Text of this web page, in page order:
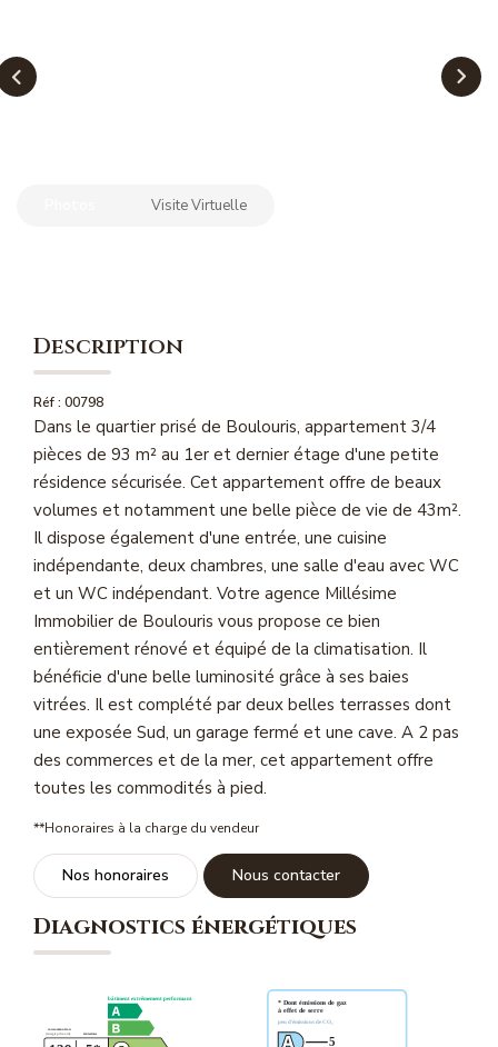
Millésimme Immobilier N°11
Magasine Vendu Boulouris
Magasine Vendu St-Raphaël/Fréjus
CONTACT
Visite Virtuelle
Description
Réf : 00798
Dans le quartier prisé de Boulouris, appartement 3/4
pièces de 93 m² au 1er et dernier étage d'une petite
résidence sécurisée. Cet appartement offre de beaux
volumes et notamment une belle pièce de vie de 43m².
Il dispose également d'une entrée, une cuisine
indépendante, deux chambres, une salle d'eau avec WC
et un WC indépendant. Votre agence Millésime
Immobilier de Boulouris vous propose ce bien
entièrement rénové et équipé de la climatisation. Il
bénéficie d'une belle luminosité grâce à ses baies
vitrées. Il est complété par deux belles terrasses dont
une exposée Sud, un garage fermé et une cave. A 2 pas
des commerces et de la mer, cet appartement offre
toutes les commodités à pied.
**Honoraires à la charge du vendeur
Nos honoraires Nous contacter
Diagnostics énergétiques